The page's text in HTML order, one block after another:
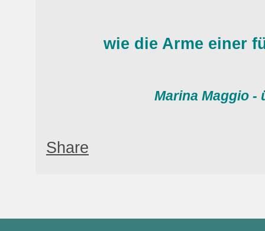
wie die Arme einer
Marina Maggio -
Share